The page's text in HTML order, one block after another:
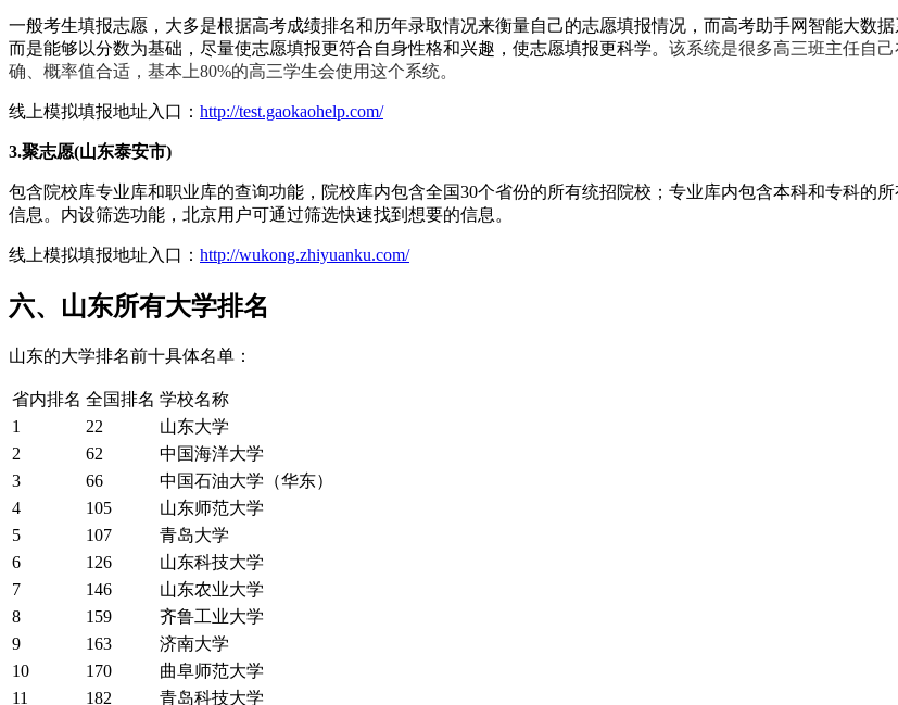
一般考生填报志愿，大多是根据高考成绩排名和历年录取情况来衡量自己的志愿填报情况，而高考助手网智能大数
而是能够以分数为基础，尽量使志愿填报更符合自身性格和兴趣，使志愿填报更科学。 该系统是很多高三班主任自
确、概率值合适，基本上80%的高三学生会使用这个系统。
线上模拟填报地址入口： http://test.gaokaohelp.com/
3.聚志愿(山东泰安市)
包含院校库专业库和职业库的查询功能，院校库内包含全国30个省份的所有统招院校；专业库内包含本科和专科的
信息。内设筛选功能，北京用户可通过筛选快速找到想要的信息。
线上模拟填报地址入口： http://wukong.zhiyuanku.com/
六、山东所有大学排名
山东的大学排名前十具体名单：
省内排名 全国排名 学校名称
1
22
山东大学
2
62
中国海洋大学
3
66
中国石油大学（华东）
4
105
山东师范大学
5
107
青岛大学
6
126
山东科技大学
7
146
山东农业大学
8
159
齐鲁工业大学
9
163
济南大学
10
170
曲阜师范大学
11
182 青岛科技大学